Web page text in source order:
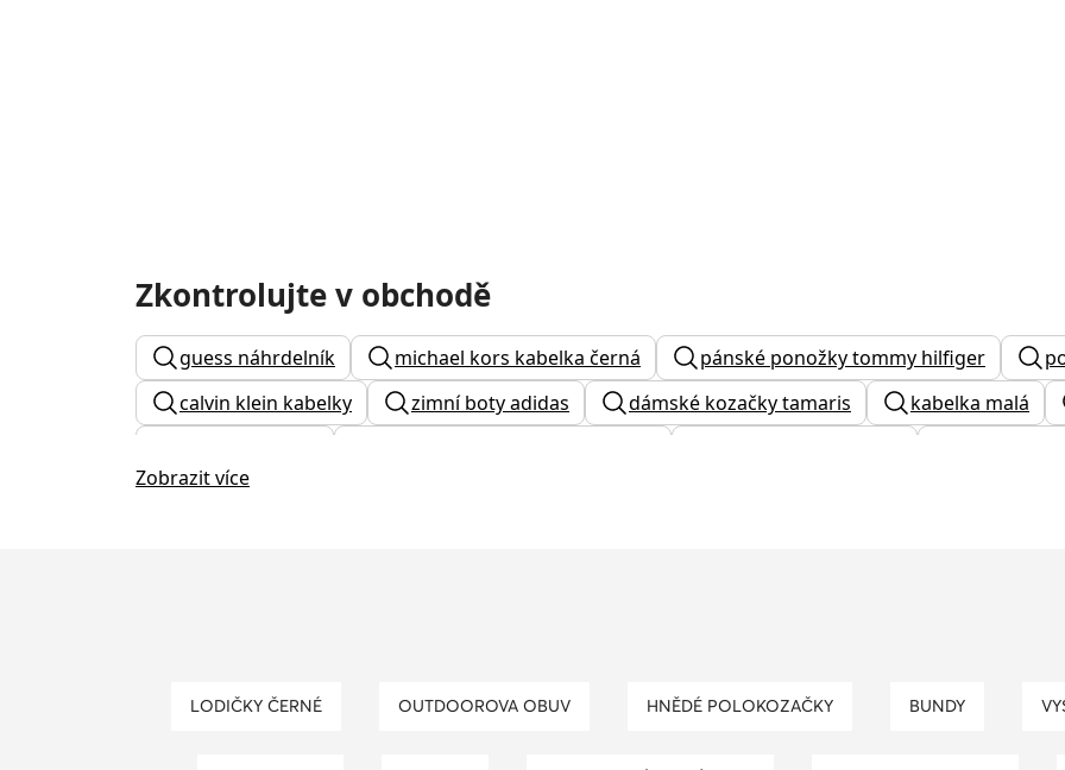
Zkontrolujte v obchodě
guess náhrdelník michael kors kabelka černá pánské ponožky tommy hilfiger
calvin klein kabelky
zimní boty adidas dámské kozačky tamaris
kabelka malá
desigual kabelky výprodej
Zobrazit více
LODIČKY ČERNÉ OUTDOOROVA OBUV HNĚDÉ POLOKOZAČKY BUNDY